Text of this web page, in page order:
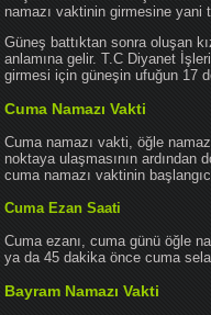
namazı vaktinin girmesine yani
Güneş battıktan sonra oluşan
anlamına gelir. T.C Diyanet
girmesi için güneşin ufuğun 17
Cuma Namazı Vakti
Cuma namazı vakti, öğle
noktaya ulaşmasının ardından
cuma namazı vaktinin
Cuma Ezan Saati
Cuma ezanı, cuma günü öğle
ya da 45 dakika önce cuma
Bayram Namazı Vakti